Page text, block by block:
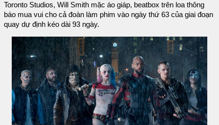
Toronto Studios, Will Smith mặc áo giáp, beatbox trên loa thông
báo mua vui cho cả đoàn làm phim vào ngày thứ 63 của giai đoạn
quay dự định kéo dài 93 ngày.